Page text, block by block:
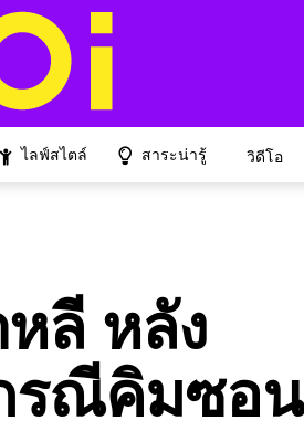
ไลฟ์สไตล์ สาระน่ารู้ วิดีโอ
ลี หลัง
รณีคิมซอน